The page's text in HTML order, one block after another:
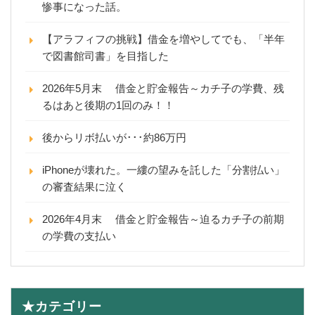
惨事になった話。
【アラフィフの挑戦】借金を増やしてでも、「半年
で図書館司書」を目指した
2026年5月末 借金と貯金報告～カチ子の学費、残
るはあと後期の1回のみ！！
後からリボ払いが･･･約86万円
iPhoneが壊れた。一縷の望みを託した「分割払い」
の審査結果に泣く
2026年4月末 借金と貯金報告～迫るカチ子の前期
の学費の支払い
★カテゴリー